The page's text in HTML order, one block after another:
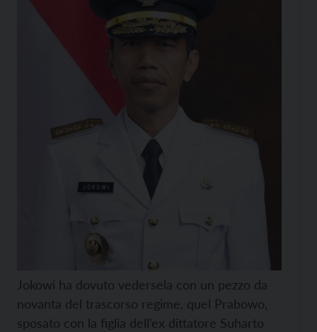
Jokowi ha dovuto vedersela con un pezzo da
novanta del trascorso regime, quel Prabowo,
sposato con la figlia dell’ex dittatore Suharto